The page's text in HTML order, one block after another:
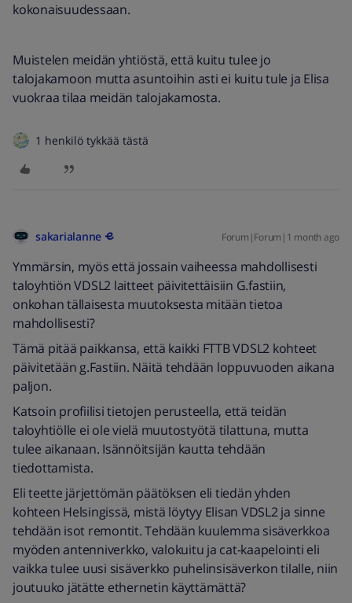
kokonaisuudessaan.
Muistelen meidän yhtiöstä, että kuitu tulee jo
talojakamoon mutta asuntoihin asti ei kuitu tule ja Elisa
vuokraa tilaa meidän talojakamosta.
1 henkilö tykkää tästä
sakarialanne Forum|Forum|1 month ago
Ymmärsin, myös että jossain vaiheessa mahdollisesti
taloyhtiön VDSL2 laitteet päivitettäisiin G.fastiin,
onkohan tällaisesta muutoksesta mitään tietoa
mahdollisesti?
Tämä pitää paikkansa, että kaikki FTTB VDSL2 kohteet
päivitetään g.Fastiin. Näitä tehdään loppuvuoden aikana
paljon.
Katsoin profiilisi tietojen perusteella, että teidän
taloyhtiölle ei ole vielä muutostyötä tilattuna, mutta
tulee aikanaan. Isännöitsijän kautta tehdään
tiedottamista.
Eli teette järjettömän päätöksen eli tiedän yhden
kohteen Helsingissä, mistä löytyy Elisan VDSL2 ja sinne
tehdään isot remontit. Tehdään kuulemma sisäverkkoa
myöden antenniverkko, valokuitu ja cat-kaapelointi eli
vaikka tulee uusi sisäverkko puhelinsisäverkon tilalle, niin
joutuuko jätätte ethernetin käyttämättä?